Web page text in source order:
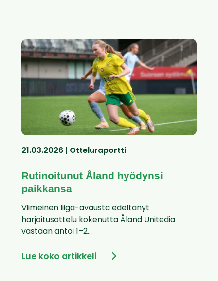
21.03.2026 | Otteluraportti
Rutinoitunut Åland hyödynsi
paikkansa
Viimeinen liiga-avausta edeltänyt
harjoitusottelu kokenutta Åland Unitedia
vastaan antoi 1–2...
Lue koko artikkeli